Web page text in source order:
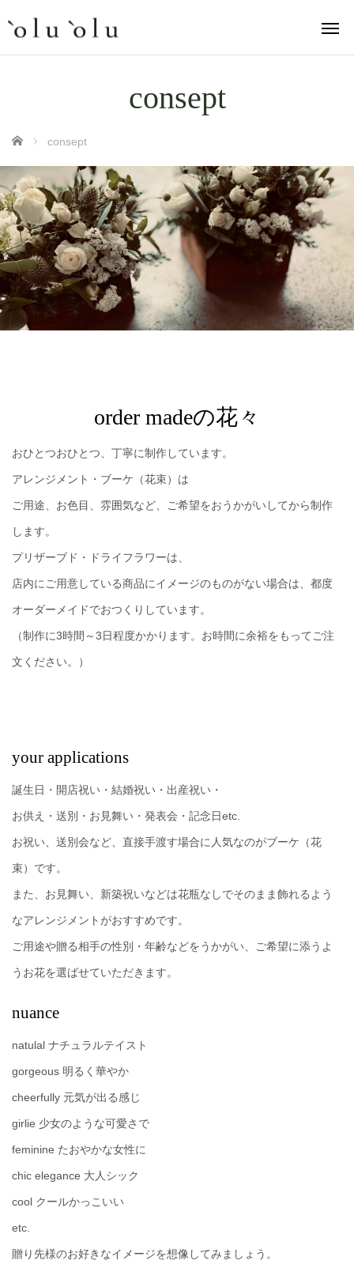
consept
ホーム consept
order madeの花々
おひとつおひとつ、丁寧に制作しています。
アレンジメント・ブーケ（花束）は
ご用途、お色目、雰囲気など、ご希望をおうかがいしてから制作
します。
プリザーブド・ドライフラワーは、
店内にご用意している商品にイメージのものがない場合は、都度
オーダーメイドでおつくりしています。
（制作に3時間～3日程度かかります。お時間に余裕をもってご注
文ください。）
your applications
誕生日・開店祝い・結婚祝い・出産祝い・
お供え・送別・お見舞い・発表会・記念日etc.
お祝い、送別会など、直接手渡す場合に人気なのがブーケ（花
束）です。
また、お見舞い、新築祝いなどは花瓶なしでそのまま飾れるよう
なアレンジメントがおすすめです。
ご用途や贈る相手の性別・年齢などをうかがい、ご希望に添うよ
うお花を選ばせていただきます。
nuance
natulal ナチュラルテイスト
gorgeous 明るく華やか
cheerfully 元気が出る感じ
girlie 少女のような可愛さで
feminine たおやかな女性に
chic elegance 大人シック
cool クールかっこいい
etc.
贈り先様のお好きなイメージを想像してみましょう。